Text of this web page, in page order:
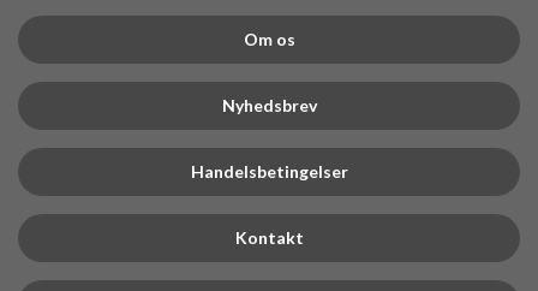
Om os
Nyhedsbrev
Handelsbetingelser
Kontakt